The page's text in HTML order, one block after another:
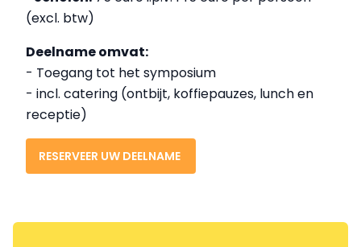
(excl. btw)
Deelname omvat:
- Toegang tot het symposium
- incl. catering (ontbijt, koffiepauzes, lunch en
receptie)
RESERVEER UW DEELNAME